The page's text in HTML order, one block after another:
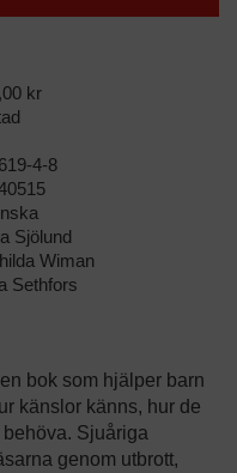
kr
4-8
Sjölund
Wiman
Sethfors
bok som hjälper barn
känslor känns, hur de
Sjuåriga
genom utbrott,